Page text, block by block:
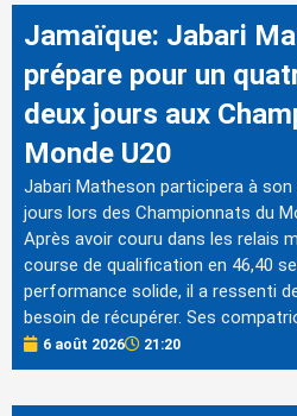
Jamaïque: Jabari
prépare pour un
deux jours aux
Monde U20
Jabari Matheson participera à
jours lors des Championnats du
Après avoir couru dans les relais
course de qualification en 46,40
performance solide, il a ressenti
besoin de récupérer. Ses
6 août 2026 21:20